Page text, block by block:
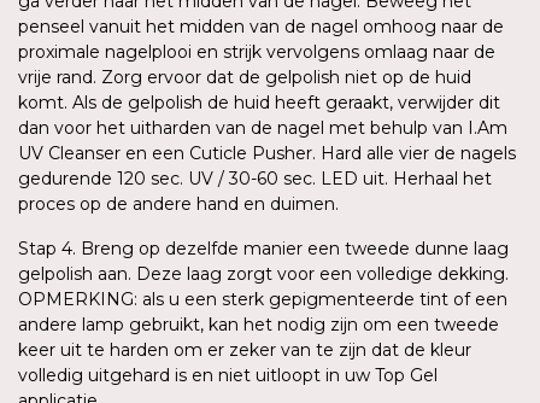
penseel vanuit het midden van de nagel omhoog naar de
proximale nagelplooi en strijk vervolgens omlaag naar de
vrije rand. Zorg ervoor dat de gelpolish niet op de huid
komt. Als de gelpolish de huid heeft geraakt, verwijder dit
dan voor het uitharden van de nagel met behulp van I.Am
UV Cleanser en een Cuticle Pusher. Hard alle vier de nagels
gedurende 120 sec. UV / 30-60 sec. LED uit. Herhaal het
proces op de andere hand en duimen.
Stap 4. Breng op dezelfde manier een tweede dunne laag
gelpolish aan. Deze laag zorgt voor een volledige dekking.
OPMERKING: als u een sterk gepigmenteerde tint of een
andere lamp gebruikt, kan het nodig zijn om een tweede
keer uit te harden om er zeker van te zijn dat de kleur
volledig uitgehard is en niet uitloopt in uw Top Gel